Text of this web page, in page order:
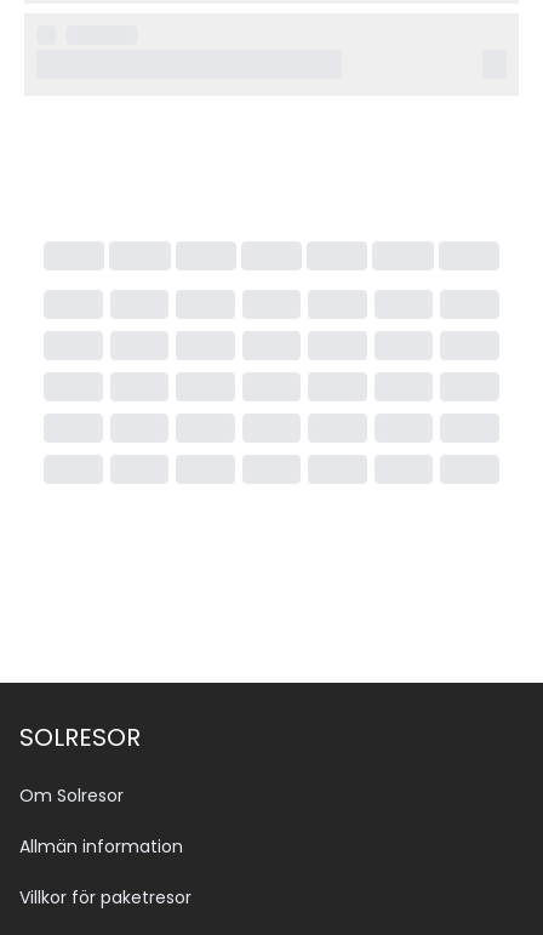
SOLRESOR
Om Solresor
Allmän information
Villkor för paketresor